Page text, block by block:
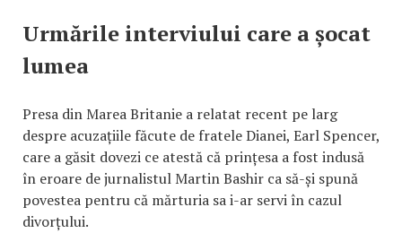
Urmările interviului care a șocat
lumea
Presa din Marea Britanie a relatat recent pe larg
despre acuzațiile făcute de fratele Dianei, Earl Spencer,
care a găsit dovezi ce atestă că prințesa a fost indusă
în eroare de jurnalistul Martin Bashir ca să-și spună
povestea pentru că mărturia sa i-ar servi în cazul
divorțului.